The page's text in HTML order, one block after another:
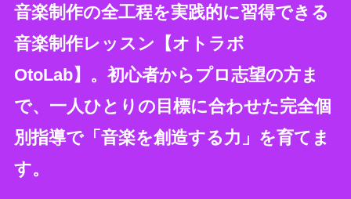
音楽制作の全工程を実践的に習得できる
音楽制作レッスン【オトラボ
OtoLab】。初心者からプロ志望の方ま
で、一人ひとりの目標に合わせた完全個
別指導で「音楽を創造する力」を育てま
す。